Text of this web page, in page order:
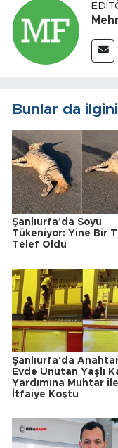
Bunlar da
Şanlıurfa'da Soyu
Tükeniyor: Yine Bir
Telef Oldu
Şanlıurfa'da
Evde Unutan Yaşlı
Yardımına Muhtar ile
İtfaiye Koştu